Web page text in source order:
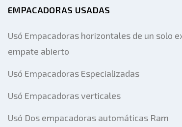
EMPACADORAS USADAS
Usó Empacadoras horizontales de un solo
empate abierto
Usó Empacadoras Especializadas
Usó Empacadoras verticales
Usó Dos empacadoras automáticas Ram